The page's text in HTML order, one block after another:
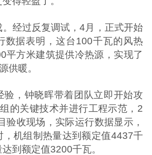
经过反复调试，4月，正式开始
数据表明，这台100千瓦的风热
平方米建筑提供冷热源，实现了
供暖。
验，钟晓晖带着团队立即开始攻
的关键技术并进行工程示范，2
验收现场，实际运行数据显示，
，机组制热量达到额定值4437千
到额定值3200千瓦。